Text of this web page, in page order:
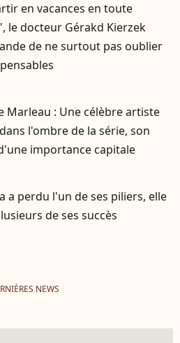
en vacances en toute
le docteur Gérakd Kierzek
de ne surtout pas oublier
Marleau : Une célèbre artiste
l'ombre de la série, son
importance capitale
a perdu l'un de ses piliers, elle
de ses succès
NEWS